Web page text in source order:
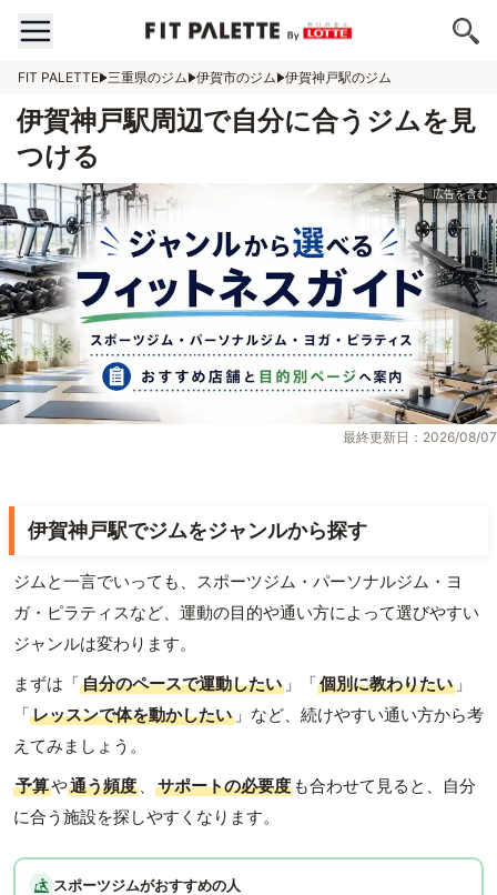
FIT PALETTE 三重県のジム 伊賀市のジム 伊賀神戸駅のジム
伊賀神戸駅周辺で自分に合うジムを見
つける
最終更新日：2026/08/07
伊賀神戸駅でジムをジャンルから探す
ジムと一言でいっても、スポーツジム・パーソナルジム・ヨ
ガ・ピラティスなど、運動の目的や通い方によって選びやすい
ジャンルは変わります。
まずは「自分のペースで運動したい 」「個別に教わりたい 」
「レッスンで体を動かしたい 」など、続けやすい通い方から考
えてみましょう。
予算や通う頻度 、 サポートの必要度 も合わせて見ると、自分
に合う施設を探しやすくなります。
スポーツジムがおすすめの人